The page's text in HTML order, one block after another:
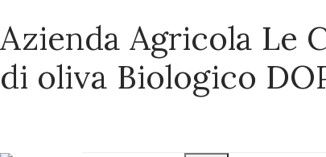
Azienda Agricola Le
di oliva Biologico